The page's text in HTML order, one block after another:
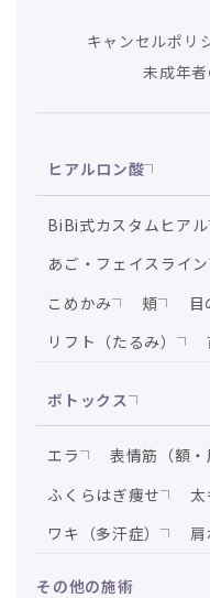
キャンセルポリ
未成年
ヒアルロン酸
BiBi式カスタムヒアル
あご・フェイスライン
こめかみ
頬
リフト（たるみ）
ボトックス
エラ
表情筋（額
ふくらはぎ痩せ
ワキ（多汗症）
その他の施術